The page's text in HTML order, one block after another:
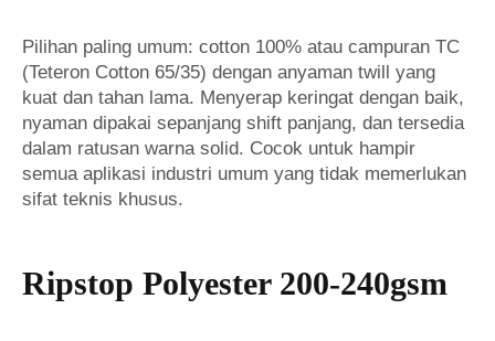
Pilihan paling umum: cotton 100% atau campuran TC
(Teteron Cotton 65/35) dengan anyaman twill yang
kuat dan tahan lama. Menyerap keringat dengan baik,
nyaman dipakai sepanjang shift panjang, dan tersedia
dalam ratusan warna solid. Cocok untuk hampir
semua aplikasi industri umum yang tidak memerlukan
sifat teknis khusus.
Ripstop Polyester 200-240gsm